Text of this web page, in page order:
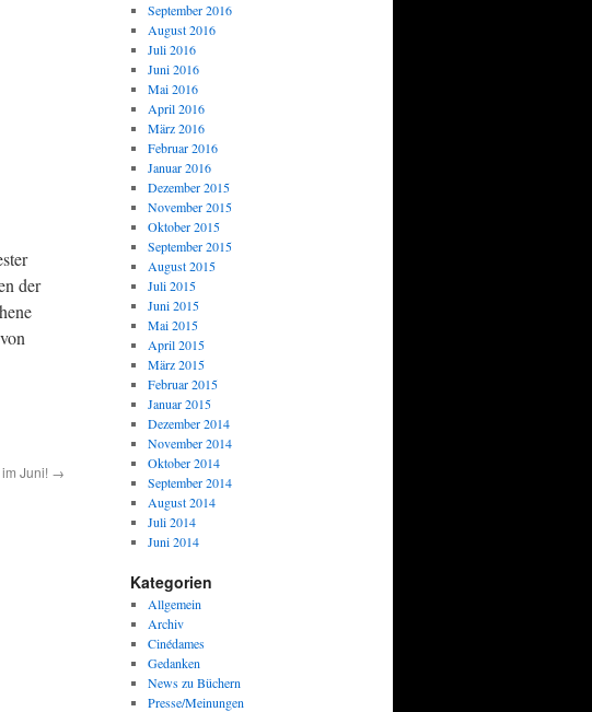
der
Juni! →
September 2016
August 2016
Juli 2016
Juni 2016
Mai 2016
April 2016
März 2016
Februar 2016
Januar 2016
Dezember 2015
November 2015
Oktober 2015
September 2015
August 2015
Juli 2015
Juni 2015
Mai 2015
April 2015
März 2015
Februar 2015
Januar 2015
Dezember 2014
November 2014
Oktober 2014
September 2014
August 2014
Juli 2014
Juni 2014
Kategorien
Allgemein
Archiv
Cinédames
Gedanken
News zu Büchern
Presse/Meinungen